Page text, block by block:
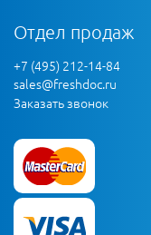
Отдел продаж
+7 (495) 212-14-84
sales@freshdoc.ru
Заказать звонок